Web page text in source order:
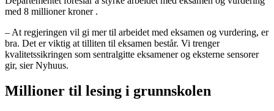
med 8 millioner kroner .
– At regjeringen vil gi mer til arbeidet med eksamen og vurdering, er
bra. Det er viktig at tilliten til eksamen består. Vi trenger
kvalitetssikringen som sentralgitte eksamener og eksterne sensorer
gir, sier Nyhuus.
Millioner til lesing i grunnskolen